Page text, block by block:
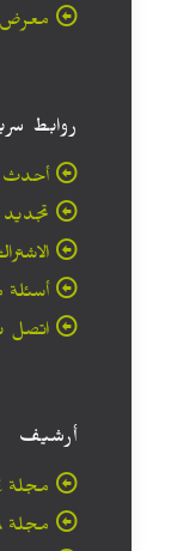
معرض
روابط
أحدث
تجديد
أسئلة
اتصل
أرشيف
مجلة ۱۹۷٤م - ١٩٥٩م
مجلة ۱۹۹٦م - ۱۹۷۵م